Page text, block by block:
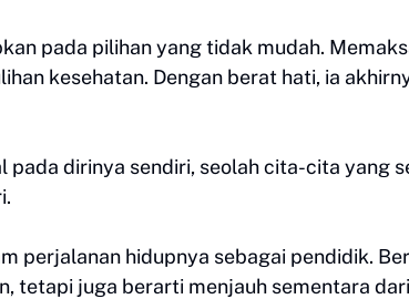
pada pilihan yang tidak mudah.
kesehatan. Dengan berat hati, ia
dirinya sendiri, seolah cita-cita yang
perjalanan hidupnya sebagai pendidik.
tetapi juga berarti menjauh sementara